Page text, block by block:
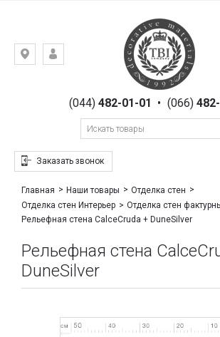
Киев,
Гоголевская,(044)482-01-01 • (066)
Заказать звонок
Главная Наши товары
Отделка стен
Отделка стен Интерьер
Отделка стен
Рельефная стена CalceCruda + DuneSilver
Рельефная стена
DuneSilver